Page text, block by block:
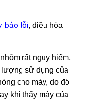
báo lỗi, điều hòa
rất nguy hiểm,
lượng sử dụng của
cho máy, do đó
khi thấy máy của